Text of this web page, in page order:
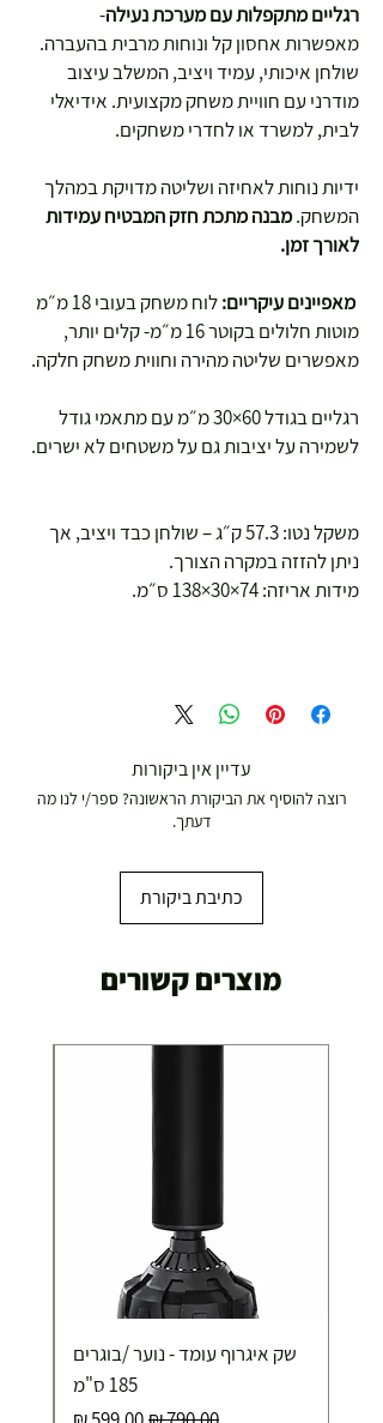
רגליים מתקפלות עם מערכת נעילה-
מאפשרות אחסון קל ונוחות מרבית בהעברה.
שולחן איכותי, עמיד ויציב, המשלב עיצוב
מודרני עם חוויית משחק מקצועית. אידיאלי
לבית, למשרד או לחדרי משחקים.
ידיות נוחות לאחיזה ושליטה מדויקת במהלך
המשחק.מבנה מתכת חזק המבטיח עמידות
לאורך זמן.
מאפיינים עיקריים:
לוח משחק בעובי 18 מ״מ
מוטות חלולים בקוטר 16 מ״מ- קלים יותר,
מאפשרים שליטה מהירה וחווית משחק חלקה.
רגליים בגודל 60×30 מ״מ עם מתאמי גודל
לשמירה על יציבות גם על משטחים לא ישרים.
משקל נטו: 57.3 ק״ג – שולחן כבד ויציב, אך
ניתן להזזה במקרה הצורך.
מידות אריזה: ‎138×30×74 ס״מ.
עדיין אין ביקורות
רוצה להוסיף את הביקורת הראשונה? ספר/י לנו מה
דעתך.
כתיבת ביקורת
מוצרים קשורים
שק איגרוף עומד - נוער /בוגרים
185 ס"מ